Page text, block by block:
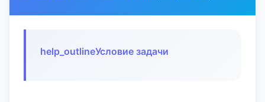
help_outlineУсловие задачи